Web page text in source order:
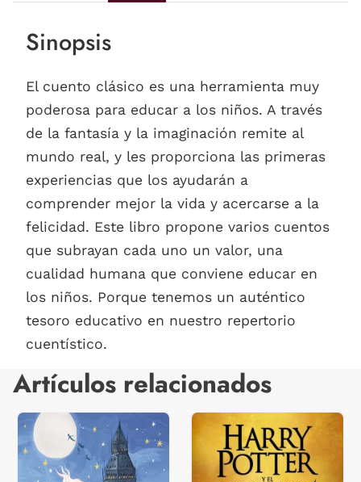
Sinopsis
El cuento clásico es una herramienta muy
poderosa para educar a los niños. A través
de la fantasía y la imaginación remite al
mundo real, y les proporciona las primeras
experiencias que los ayudarán a
comprender mejor la vida y acercarse a la
felicidad. Este libro propone varios cuentos
que subrayan cada uno un valor, una
cualidad humana que conviene educar en
los niños. Porque tenemos un auténtico
tesoro educativo en nuestro repertorio
cuentístico.
Artículos relacionados